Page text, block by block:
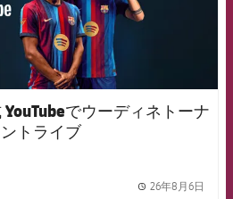
でウーディネトーナ
トライブ
26年8月6日